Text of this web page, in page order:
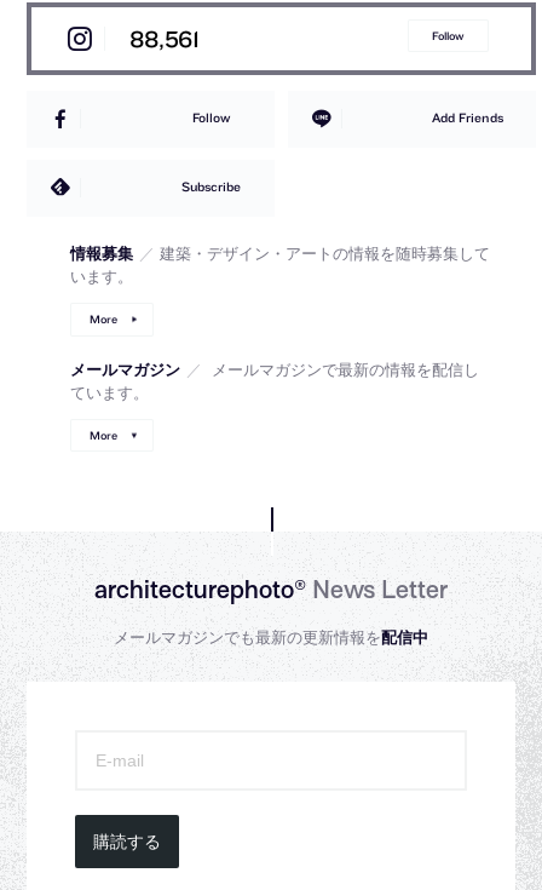
88,561 Follow
Follow Add Friends
Subscribe
情報募集 ／ 建築・デザイン・アートの情報を随時募集して
います。
More
メールマガジン ／
メールマガジンで最新の情報を配信し
ています。
More
architecturephoto®News Letter
メールマガジンでも最新の更新情報を配信中
購読する